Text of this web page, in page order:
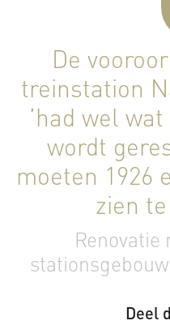
De
treinstation
’had wel
wordt
moeten 1926
zien te
Deel